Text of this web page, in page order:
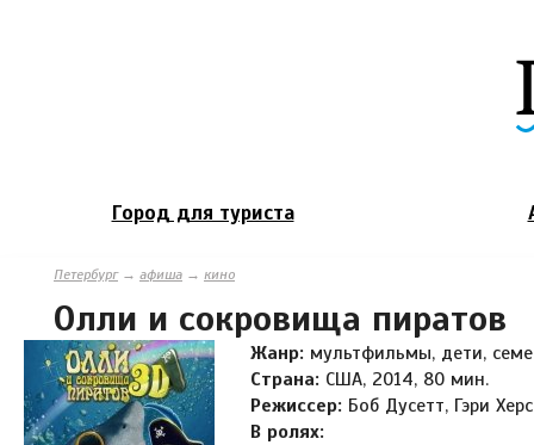
Город для туриста
Петербург→ афиша → кино
Олли и сокровища пиратов
Жанр: мультфильмы, дети,
Страна: США, 2014, 80 мин.
Режиссер: Боб Дусетт, Гэри
В ролях: